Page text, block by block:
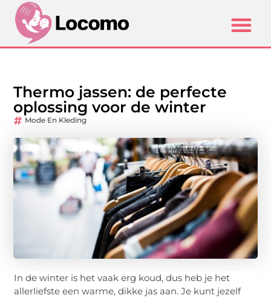
Thermo jassen: de perfecte
oplossing voor de winter
Mode En Kleding
In de winter is het vaak erg koud, dus heb je het
allerliefste een warme, dikke jas aan. Je kunt jezelf